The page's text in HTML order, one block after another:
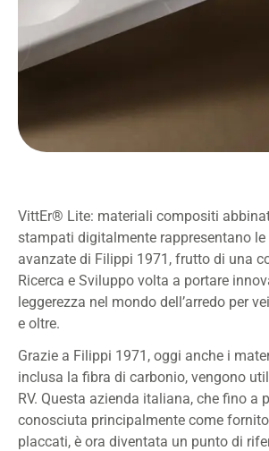
VittEr® Lite: materiali compositi
stampati digitalmente rappresentano
avanzate di Filippi 1971, frutto di una
Ricerca e Sviluppo volta a portare
leggerezza nel mondo dell’arredo per
e oltre.
Grazie a Filippi 1971, oggi anche i
inclusa la fibra di carbonio, vengono
RV. Questa azienda italiana, che fino a
conosciuta principalmente come
placcati, è ora diventata un punto di